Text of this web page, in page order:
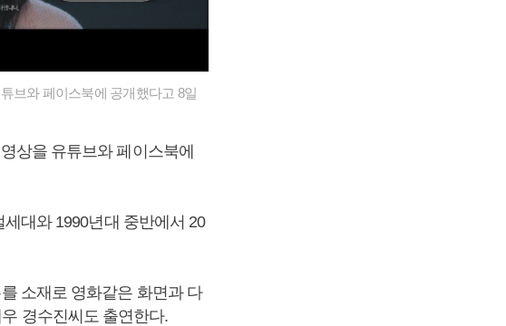
브와 페이스북에 공개했다고 8일
상을 유튜브와 페이스북에
대와 1990년대 중반에서 20
소재로 영화같은 화면과 다
경수진씨도 출연한다.